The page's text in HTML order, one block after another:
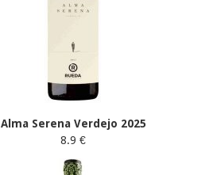
Alma Serena Verdejo 2025
8.9 €